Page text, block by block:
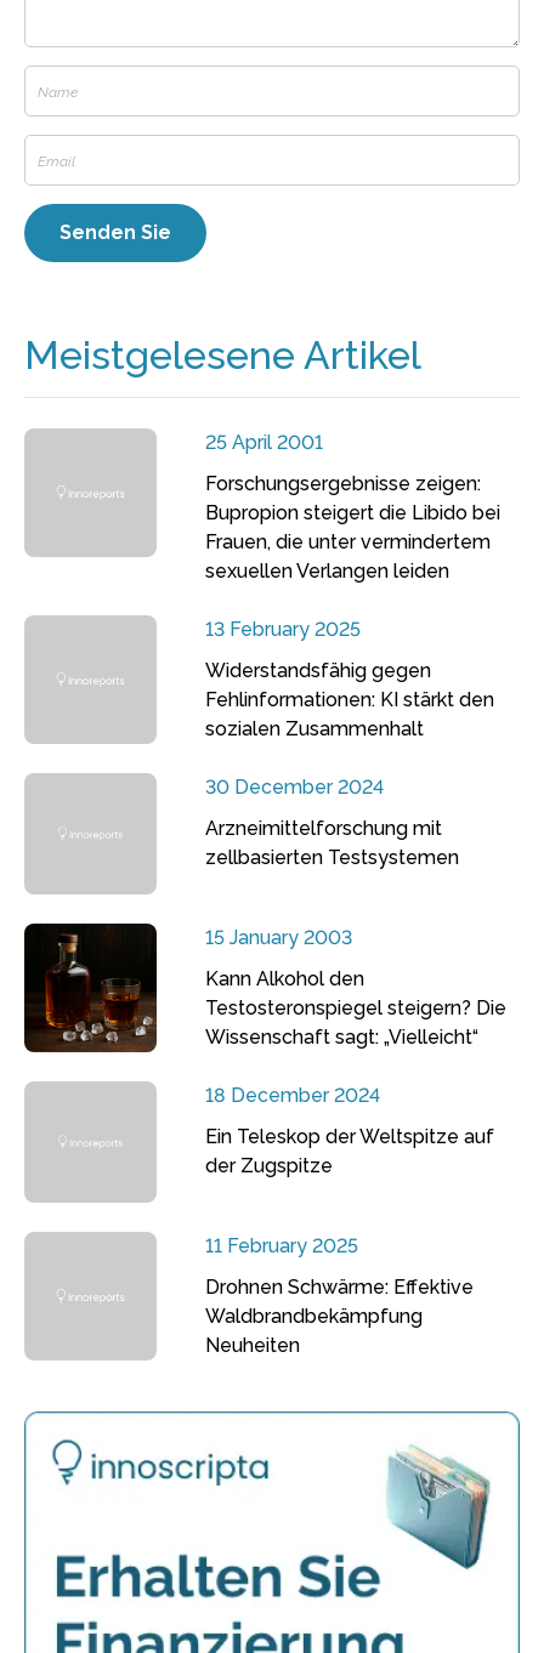
Meistgelesene Artikel
25 April 2001
Forschungsergebnisse zeigen:
Bupropion steigert die Libido bei
Frauen, die unter vermindertem
sexuellen Verlangen leiden
13 February 2025
Widerstandsfähig gegen
Fehlinformationen: KI stärkt den
sozialen Zusammenhalt
30 December 2024
Arzneimittelforschung mit
zellbasierten Testsystemen
15 January 2003
Kann Alkohol den
Testosteronspiegel steigern? Die
Wissenschaft sagt: „Vielleicht“
18 December 2024
Ein Teleskop der Weltspitze auf
der Zugspitze
11 February 2025
Drohnen Schwärme: Effektive
Waldbrandbekämpfung
Neuheiten